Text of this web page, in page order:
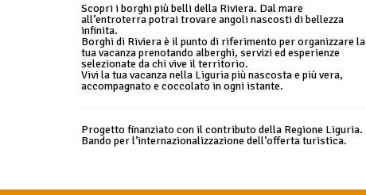
Scopri i borghi più belli della Riviera. Dal mare
all’entroterra potrai trovare angoli nascosti di bellezza
infinita.
Borghi di Riviera è il punto di riferimento per organizzare la
tua vacanza prenotando alberghi, servizi ed esperienze
selezionate da chi vive il territorio.
Vivi la tua vacanza nella Liguria più nascosta e più vera,
accompagnato e coccolato in ogni istante.
Progetto finanziato con il contributo della Regione Liguria.
Bando per l’internazionalizzazione dell’offerta turistica.